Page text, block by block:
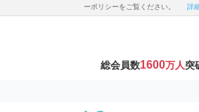
ーポリシーをご覧ください。 詳
総会員数1600万人突